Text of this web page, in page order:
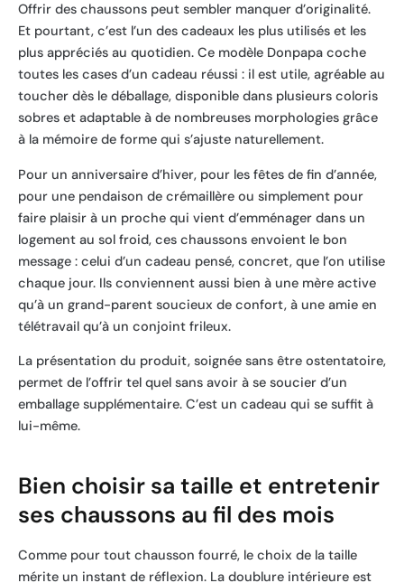
Offrir des chaussons peut sembler manquer d’originalité.
Et pourtant, c’est l’un des cadeaux les plus utilisés et les
plus appréciés au quotidien. Ce modèle Donpapa coche
toutes les cases d’un cadeau réussi : il est utile, agréable au
toucher dès le déballage, disponible dans plusieurs coloris
sobres et adaptable à de nombreuses morphologies grâce
à la mémoire de forme qui s’ajuste naturellement.
Pour un anniversaire d’hiver, pour les fêtes de fin d’année,
pour une pendaison de crémaillère ou simplement pour
faire plaisir à un proche qui vient d’emménager dans un
logement au sol froid, ces chaussons envoient le bon
message : celui d’un cadeau pensé, concret, que l’on utilise
chaque jour. Ils conviennent aussi bien à une mère active
qu’à un grand-parent soucieux de confort, à une amie en
télétravail qu’à un conjoint frileux.
La présentation du produit, soignée sans être ostentatoire,
permet de l’offrir tel quel sans avoir à se soucier d’un
emballage supplémentaire. C’est un cadeau qui se suffit à
lui-même.
Bien choisir sa taille et entretenir
ses chaussons au fil des mois
Comme pour tout chausson fourré, le choix de la taille
mérite un instant de réflexion. La doublure intérieure est